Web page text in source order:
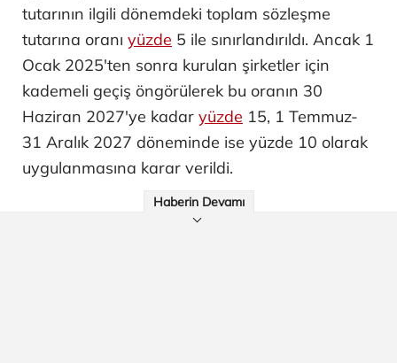
tutarının ilgili dönemdeki toplam sözleşme
tutarına oranı yüzde 5 ile sınırlandırıldı. Ancak 1
Ocak 2025'ten sonra kurulan şirketler için
kademeli geçiş öngörülerek bu oranın 30
Haziran 2027'ye kadar yüzde 15, 1 Temmuz-
31 Aralık 2027 döneminde ise yüzde 10 olarak
uygulanmasına karar verildi.
Haberin Devamı